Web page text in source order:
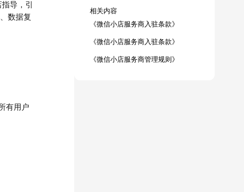
导，引
数据复
有用户
相关内容
《微信小店服务商入驻条款》
《微信小店服务商入驻条款》
《微信小店服务商管理规则》